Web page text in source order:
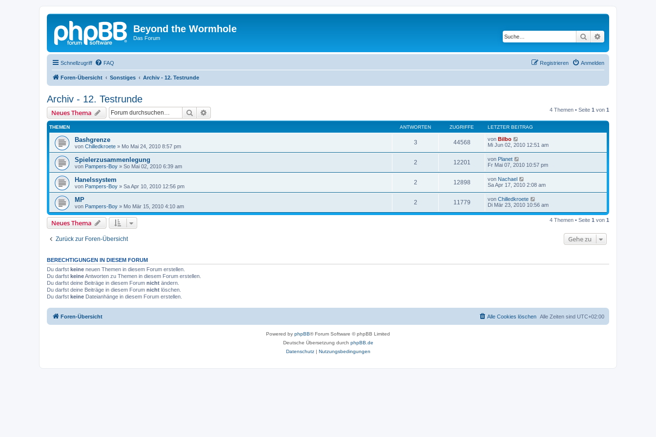
Beyond the Wormhole
Das Forum Suche
Schnellzugriff FAQ Anmelden
Registrieren
Foren-Übersicht Sonstiges Archiv - 12. Testrunde
Archiv - 12. Testrunde
Neues Thema Suche 4 Themen • Seite 1 von 1
THEMEN ANTWORTEN ZUGRIFFE LETZTER BEITRAG
Bashgrenze
von Chilledkroete » Mo Mai 24, 2010 8:57 pm
3 44568 von Bilbo
Mi Jun 02, 2010 12:51 am
Spielerzusammenlegung
von Pampers-Boy » So Mai 02, 2010 6:39 am
2 12201 von Planet
Fr Mai 07, 2010 10:57 pm
Hanelssystem
von Pampers-Boy » Sa Apr 10, 2010 12:56 pm
2 12898 von Nachael
Sa Apr 17, 2010 2:08 am
MP
von Pampers-Boy » Mo Mär 15, 2010 4:10 am
2 11779 von Chilledkroete
Di Mär 23, 2010 10:56 am
Neues Thema 4 Themen • Seite 1 von 1
Zurück zur Foren-Übersicht Gehe zu
BERECHTIGUNGEN IN DIESEM FORUM
Du darfst keine neuen Themen in diesem Forum erstellen.
Du darfst keineAntworten zu Themen in diesem Forum erstellen.
Du darfst deine Beiträge in diesem Forum nicht ändern.
Du darfst deine Beiträge in diesem Forum nicht löschen.
Du darfst keine Dateianhänge in diesem Forum erstellen.
Foren-Übersicht Alle Zeiten sind UTC+02:00
Alle Cookies löschen
Powered by phpBB® Forum Software © phpBB Limited
Deutsche Übersetzung durch phpBB.de
Datenschutz| Nutzungsbedingungen